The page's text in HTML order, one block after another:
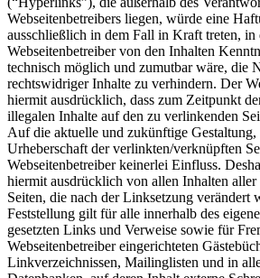
Webseitenbetreibers liegen, würde eine
ausschließlich in dem Fall in Kraft treten, in
Webseitenbetreiber von den Inhalten
technisch möglich und zumutbar wäre, die
rechtswidriger Inhalte zu verhindern. Der
hiermit ausdrücklich, dass zum Zeitpunkt
illegalen Inhalte auf den zu verlinkenden
Auf die aktuelle und zukünftige
Urheberschaft der verlinkten/verknüpften
Webseitenbetreiber keinerlei Einfluss.
hiermit ausdrücklich von allen Inhalten
Seiten, die nach der Linksetzung verändert
Feststellung gilt für alle innerhalb des
gesetzten Links und Verweise sowie für
Webseitenbetreiber eingerichteten
Linkverzeichnissen, Mailinglisten und in